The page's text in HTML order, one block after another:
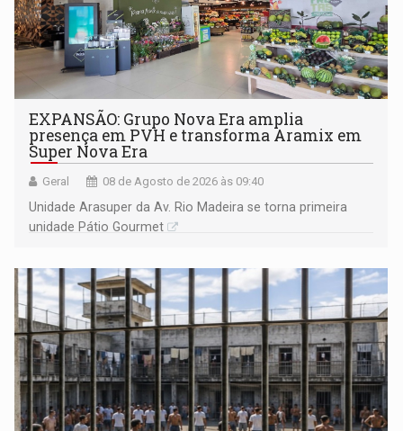
EXPANSÃO: Grupo Nova Era amplia
presença em PVH e transforma Aramix em
Super Nova Era
Geral 08 de Agosto de 2026 às 09:40
Unidade Arasuper da Av. Rio Madeira se torna primeira
unidade Pátio Gourmet